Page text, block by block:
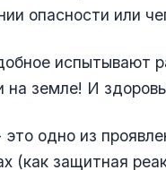
опасности или
испытывают
земле! И
одно из
(как защитная